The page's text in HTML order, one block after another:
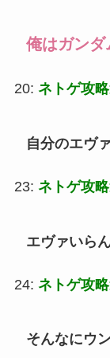
俺はガンダ
20: ネトゲ攻
自分のエヴ
23: ネトゲ攻
エヴァいら
24: ネトゲ攻
そんなにウ